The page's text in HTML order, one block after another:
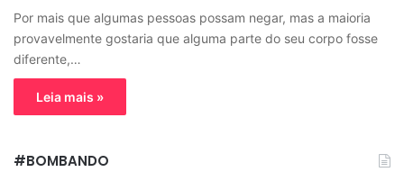
Por mais que algumas pessoas possam negar, mas a maioria
provavelmente gostaria que alguma parte do seu corpo fosse
diferente,…
Leia mais »
#BOMBANDO